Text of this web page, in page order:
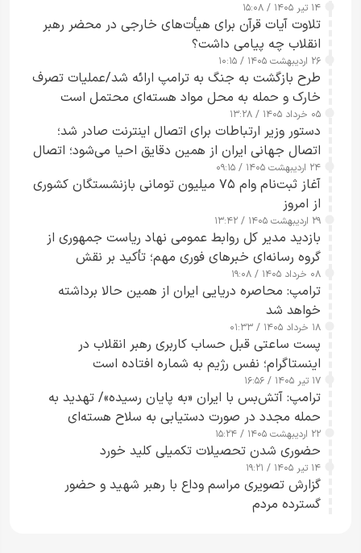
۱۴ تیر ۱۴۰۵ / ۱۵:۰۸
تلاوت آیات قرآن برای هیأت‌های خارجی در محضر رهبر
انقلاب چه پیامی داشت؟
۲۶ اردیبهشت ۱۴۰۵ / ۱۰:۱۵
طرح‌ بازگشت به جنگ به ترامپ ارائه شد/عملیات تصرف
خارک و حمله به محل مواد هسته‌ای محتمل است
۰۵ خرداد ۱۴۰۵ / ۱۳:۲۸
دستور وزیر ارتباطات برای اتصال اینترنت صادر شد؛
اتصال جهانی ایران از همین دقایق احیا می‌شود؛ اتصال
کامل مردم تا ۲۴ ساعت آینده
۲۴ اردیبهشت ۱۴۰۵ / ۰۹:۱۵
آغاز ثبت‌نام وام ۷۵ میلیون تومانی بازنشستگان کشوری
از امروز
۲۹ اردیبهشت ۱۴۰۵ / ۱۳:۴۲
بازدید مدیر کل روابط عمومی نهاد ریاست جمهوری از
گروه رسانه‌ای خبرهای فوری مهم؛ تأکید بر نقش
رسانه‌های هوشمند و مسئول در ارتقای آگاهی عمومی
۰۸ خرداد ۱۴۰۵ / ۱۹:۰۸
ترامپ: محاصره دریایی ایران از همین حالا برداشته
خواهد شد
۱۸ خرداد ۱۴۰۵ / ۰۱:۳۳
پست ساعتی قبل حساب کاربری رهبر انقلاب در
اینستاگرام؛ نفس رژیم به شماره افتاده است​
۱۷ تیر ۱۴۰۵ / ۱۶:۵۶
ترامپ: آتش‌بس با ایران «به پایان رسیده»/ تهدید به
حمله مجدد در صورت دستیابی به سلاح هسته‌ای
۲۲ اردیبهشت ۱۴۰۵ / ۱۵:۲۴
حضوری شدن تحصیلات تکمیلی کلید خورد
۱۴ تیر ۱۴۰۵ / ۱۹:۲۱
گزارش تصویری مراسم وداع با رهبر شهید و حضور
گسترده مردم